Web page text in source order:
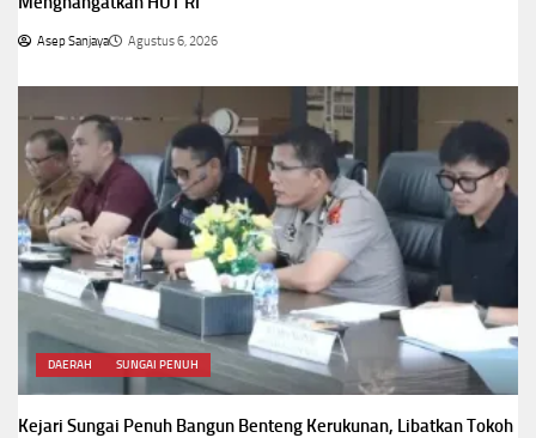
Asep Sanjaya Agustus 6, 2026
DAERAH SUNGAI PENUH
Kejari Sungai Penuh Bangun Benteng Kerukunan, Libatkan Tokoh